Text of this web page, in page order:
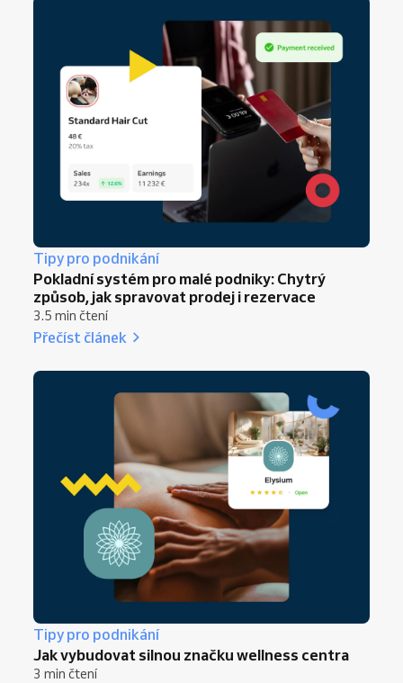
Tipy pro podnikání
Pokladní systém pro malé podniky: Chytrý
způsob, jak spravovat prodej i rezervace
3.5 min čtení
Přečíst článek
Tipy pro podnikání
Jak vybudovat silnou značku wellness centra
3 min čtení